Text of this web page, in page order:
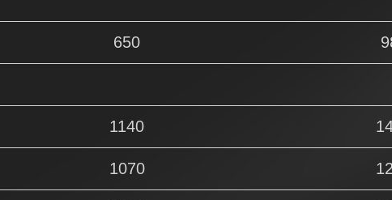
650
1140
1070